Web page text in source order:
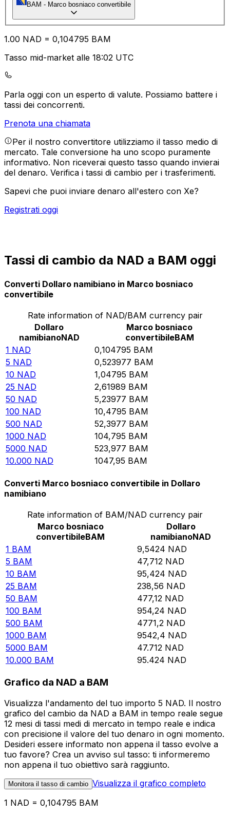
BAM - Marco bosniaco convertibile
1.00 NAD = 0,104795 BAM
Tasso mid-market alle 18:02 UTC
Parla oggi con un esperto di valute. Possiamo battere i
tassi dei concorrenti.
Prenota una chiamata
Per il nostro convertitore utilizziamo il tasso medio di
mercato. Tale conversione ha uno scopo puramente
informativo. Non riceverai questo tasso quando invierai
del denaro. Verifica i tassi di cambio per i trasferimenti.
Sapevi che puoi inviare denaro all'estero con Xe?
Registrati oggi
Tassi di cambio da NAD a BAM oggi
Converti Dollaro namibiano in Marco bosniaco
convertibile
Rate information of NAD/BAM currency pair
Dollaro
namibianoNAD
Marco bosniaco
convertibileBAM
1 NAD 0,104795 BAM
5 NAD 0,523977 BAM
10 NAD 1,04795 BAM
25 NAD 2,61989 BAM
50 NAD 5,23977 BAM
100 NAD 10,4795 BAM
500 NAD 52,3977 BAM
1000 NAD 104,795 BAM
5000 NAD 523,977 BAM
10.000 NAD 1047,95 BAM
Converti Marco bosniaco convertibile in Dollaro
namibiano
Rate information of BAM/NAD currency pair
Marco bosniaco
convertibileBAM
Dollaro
namibianoNAD
1 BAM 9,5424 NAD
5 BAM 47,712 NAD
10 BAM 95,424 NAD
25 BAM 238,56 NAD
50 BAM 477,12 NAD
100 BAM 954,24 NAD
500 BAM 4771,2 NAD
1000 BAM 9542,4 NAD
5000 BAM 47.712 NAD
10.000 BAM 95.424 NAD
Grafico da NAD a BAM
Visualizza l'andamento del tuo importo 5 NAD. Il nostro
grafico del cambio da NAD a BAM in tempo reale segue
12 mesi di tassi medi di mercato in tempo reale e indica
con precisione il valore del tuo denaro in ogni momento.
Desideri essere informato non appena il tasso evolve a
tuo favore? Crea un avviso sul tasso: ti informeremo
non appena il tuo obiettivo sarà raggiunto.
Monitora il tasso di cambio Visualizza il grafico completo
1 NAD = 0,104795 BAM